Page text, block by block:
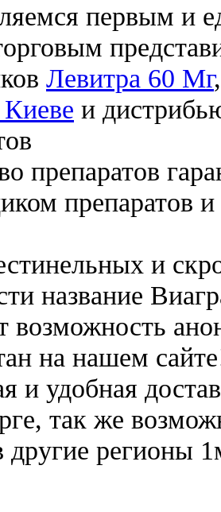
первым и
Левитра 60 Мг
Киеве и
препаратов
препаратов
и
название
возможность
на нашем
и удобная
так же
другие регионы